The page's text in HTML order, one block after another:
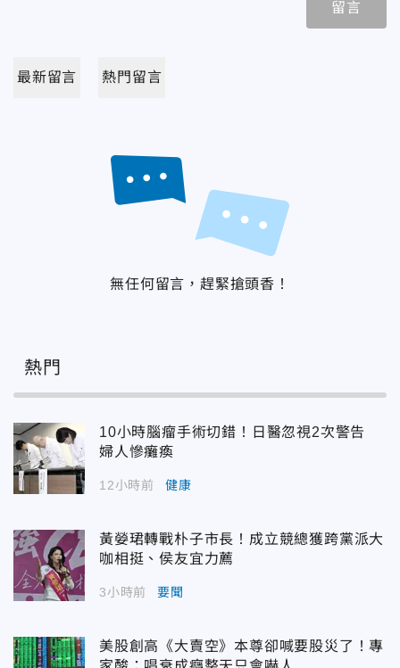
留言
最新留言 熱門留言
無任何留言，趕緊搶頭香！
熱門
10小時腦瘤手術切錯！日醫忽視2次警告
婦人慘癱瘓
12小時前 健康
黃嫈珺轉戰朴子市長！成立競總獲跨黨派大
咖相挺、侯友宜力薦
3小時前 要聞
美股創高《大賣空》本尊卻喊要股災了！專